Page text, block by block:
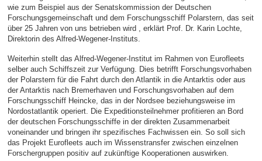
wie zum Beispiel aus der Senatskommission der Deutschen
Forschungsgemeinschaft und dem Forschungsschiff Polarstern, das seit
über 25 Jahren von uns betrieben wird , erklärt Prof. Dr. Karin Lochte,
Direktorin des Alfred-Wegener-Instituts.
Weiterhin stellt das Alfred-Wegener-Institut im Rahmen von Eurofleets
selber auch Schiffszeit zur Verfügung. Dies betrifft Forschungsvorhaben
der Polarstern für die Fahrt durch den Atlantik in die Antarktis oder aus
der Antarktis nach Bremerhaven und Forschungsvorhaben auf dem
Forschungsschiff Heincke, das in der Nordsee beziehungsweise im
Nordostatlantik operiert. Die Expeditionsteilnehmer profitieren an Bord
der deutschen Forschungsschiffe in der direkten Zusammenarbeit
voneinander und bringen ihr spezifisches Fachwissen ein. So soll sich
das Projekt Eurofleets auch im Wissenstransfer zwischen einzelnen
Forschergruppen positiv auf zukünftige Kooperationen auswirken.